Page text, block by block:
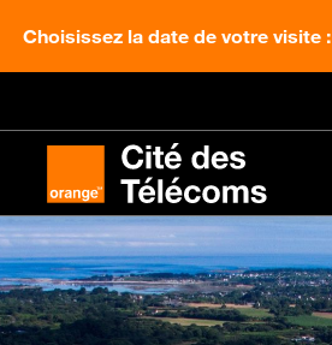
Choisissez la date de votre visite :